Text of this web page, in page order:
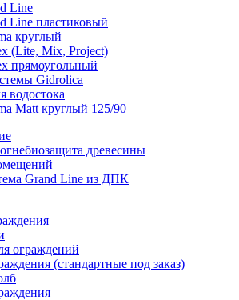
Line
Line пластиковый
круглый
(Lite, Mix, Project)
прямоугольный
Gidrolica
водостока
Matt круглый 125/90
древесины
Grand Line из ДПК
ограждений
(стандартные под заказ)